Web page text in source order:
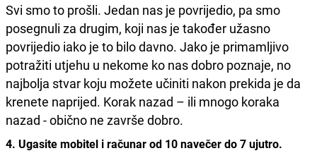
Svi smo to prošli. Jedan nas je povrijedio, pa smo
posegnuli za drugim, koji nas je također užasno
povrijedio iako je to bilo davno. Jako je primamljivo
potražiti utjehu u nekome ko nas dobro poznaje, no
najbolja stvar koju možete učiniti nakon prekida je da
krenete naprijed. Korak nazad – ili mnogo koraka
nazad - obično ne završe dobro.
4. Ugasite mobitel i računar od 10 navečer do 7 ujutro.